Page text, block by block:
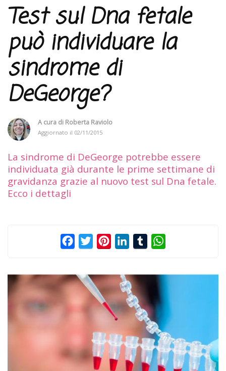
Test sul Dna fetale
può individuare la
sindrome di
DeGeorge?
A cura di Roberta Raviolo
Aggiornato il 02/11/2015
La sindrome di DeGeorge potrebbe essere
individuata già durante le prime settimane di
gravidanza grazie al nuovo test sul Dna fetale.
Ecco i dettagli
FacebookTwitterPinterestLinkedInTumblr